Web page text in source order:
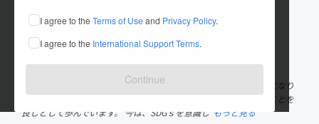
I agree to the Terms of Use and Privacy Policy.
I agree to the International Support Terms.
Continue
これまでに1件のプロジェクトを投稿しています
在住国：日本 現在地：大阪府
出身国：日本 出身地：大阪府
創業は明治32年。北海道小樽で生地問屋としてはじまり、122年になり
ます。古い会社という意識はなく、常に、新しいことに取り組むことを
良しとして歩んでいます。 今は、SDGｓを意識し もっと見る